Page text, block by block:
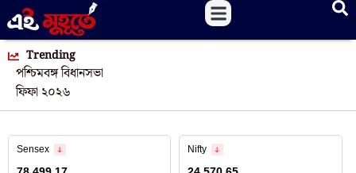
Trending
পশ্চিমবঙ্গ বিধানসভা
ফিফা ২০২৬